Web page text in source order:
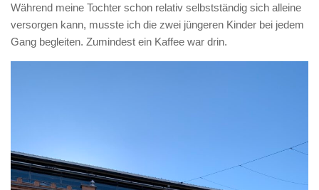
Während meine Tochter schon relativ selbstständig sich alleine
versorgen kann, musste ich die zwei jüngeren Kinder bei jedem
Gang begleiten. Zumindest ein Kaffee war drin.